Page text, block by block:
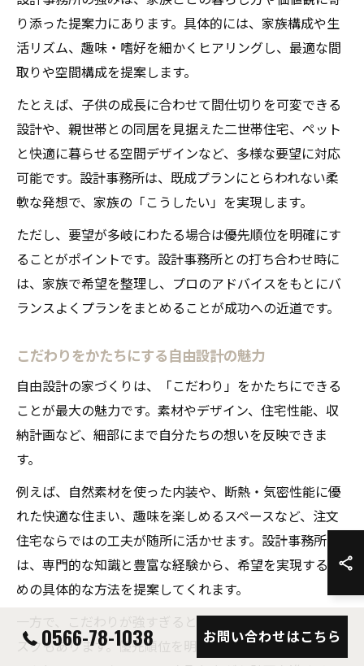
り添った提案力にあります。具体的には、家族構成や生
活リズム、趣味・嗜好を細かくヒアリングし、最適な間
取りや空間構成を提案します。
たとえば、子供の成長に合わせて間仕切りを可変できる
設計や、親世帯との同居を見据えた二世帯住宅、ペット
と快適に暮らせる空間デザインなど、多様な要望に対応
可能です。設計事務所は、既成プランにとらわれない柔
軟な発想で、家族の「こうしたい」を実現します。
ただし、要望が多岐にわたる場合は優先順位を明確にす
ることがポイントです。設計事務所との打ち合わせ時に
は、家族で希望を整理し、プロのアドバイスをもとにバ
ランスよくプランをまとめることが成功への近道です。
こだわりをかたちにする自由設計の魅力
自由設計の家づくりは、「こだわり」をかたちにできる
ことが最大の魅力です。素材やデザイン、住宅性能、収
納計画など、細部にまで自分たちの想いを反映できま
す。
例えば、自然素材を使った内装や、断熱・気密性能に優
れた快適な住まい、趣味を楽しめるスペースなど、注文
住宅ならではの工夫が随所に活かせます。設計事務所
は、専門的な知識と豊富な経験から、希望を実現するた
めの具体的な方法を提案してくれます。
一方で、こだわりが強すぎるとコストや工期が膨らむリ
スクもあります。優先順位を明確にし、設計事務所とし
0566-78-1038 お問い合わせはこちら